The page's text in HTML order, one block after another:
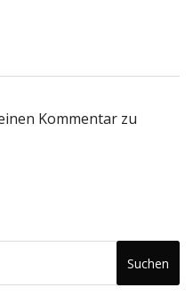
Kommentar zu
Suchen